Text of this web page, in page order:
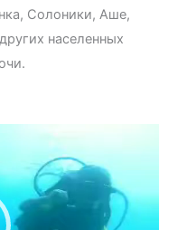
Солоники, Аше,
населенных